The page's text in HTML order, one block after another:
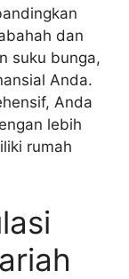
dan
suku bunga,
Anda.
Anda
lebih
rumah